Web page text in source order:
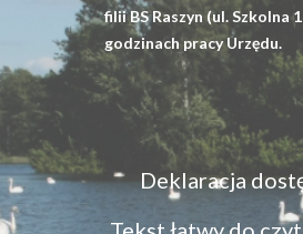
filii BS Raszyn (ul. Szkolna
godzinach pracy Urzędu.
Menu
dostępność
Deklaracja